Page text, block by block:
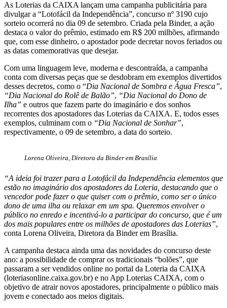
As Loterias da CAIXA lançam uma campanha publicitária para
divulgar a “Lotofácil da Independência”, concurso nº 3190 cujo
sorteio ocorrerá no dia 09 de setembro. Criada pela Binder, a ação
destaca o valor do prêmio, estimado em R$ 200 milhões, afirmando
que, com esse dinheiro, o apostador pode decretar novos feriados ou
as datas comemorativas que desejar.
Com uma linguagem leve, moderna e descontraída, a campanha
conta com diversas peças que se desdobram em exemplos divertidos
desses decretos, como o “Dia Nacional de Sombra e Água Fresca”,
“Dia Nacional do Rolê de Balão”, “Dia Nacional do Dono de
Ilha” e outros que fazem parte do imaginário e dos sonhos
recorrentes dos apostadores das Loterias da CAIXA. E, todos esses
exemplos, culminam com o “Dia Nacional de Sonhar”,
respectivamente, o 09 de setembro, a data do sorteio.
Lorena Oliveira, Diretora da Binder em Brasília
“A ideia foi trazer para a Lotofácil da Independência elementos que
estão no imaginário dos apostadores da Loteria, destacando que o
vencedor pode fazer o que quiser com o prêmio, como ser o único
dono de uma ilha ou relaxar em um spa. Queremos envolver o
público no enredo e incentivá-lo a participar do concurso, que é um
dos mais populares entre os milhões de apostadores das Loterias”,
conta Lorena Oliveira, Diretora da Binder em Brasília.
A campanha destaca ainda uma das novidades do concurso deste
ano: a possibilidade de comprar os tradicionais “bolões”, que
passaram a ser vendidos online no portal da Loteria da CAIXA
(loteriasonline.caixa.gov.br) e no App Loterias CAIXA, com o
objetivo de atrair novos apostadores, principalmente o público mais
jovem e conectado aos meios digitais.